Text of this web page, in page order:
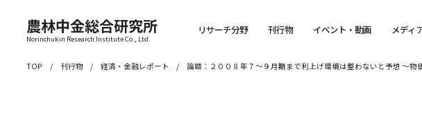
農林中金総合研究所
Norinchukin Research Institute Co., Ltd.
リサーチ分野 刊行物 イベント・動画 メディ
TOP 刊行物 経済・金融レポート 論題：２００８年７～９月期まで利上げ環境は整わないと予想 ～